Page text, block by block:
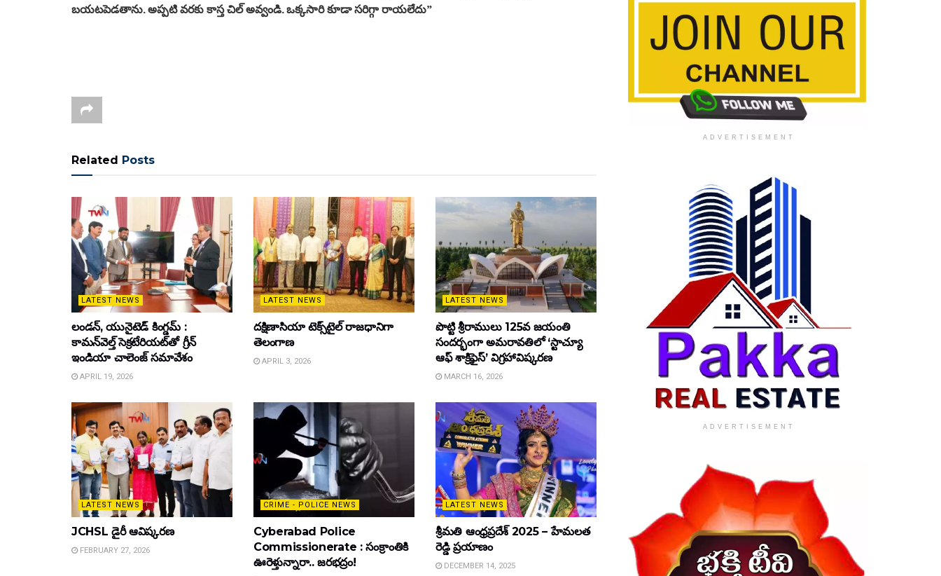
బయటపెడతాను. అప్పటి వరకు కాస్త చిల్ అవ్వండి. ఒక్కసారి కూడా సరిగ్గా రాయలేదు”
Related Posts
LATEST NEWS
లండన్, యునైటెడ్ కింగ్డమ్ :
కామన్‌వెల్త్ సెక్రటేరియట్‌తో గ్రీన్
ఇండియా చాలెంజ్ సమావేశం
APRIL 19, 2026
LATEST NEWS
దక్షిణాసియా టెక్స్‌టైల్ రాజధానిగా
తెలంగాణ
APRIL 3, 2026
LATEST NEWS
పొట్టి శ్రీరాములు 125వ జయంతి
సందర్భంగా అమరావతిలో ‘స్టాచ్యూ
ఆఫ్ శాక్రిఫైస్’ విగ్రహావిష్కరణ
MARCH 16, 2026
LATEST NEWS
JCHSL డైరీ ఆవిష్కరణ
FEBRUARY 27, 2026
CRIME - POLICE NEWS
Cyberabad Police
Commissionerate : సంక్రాంతికి
ఊరెళ్తున్నారా.. జరభద్రం!
LATEST NEWS
శ్రీమతి ఆంధ్రప్రదేశ్ 2025 – హేమలత
రెడ్డి ప్రయాణం
DECEMBER 14, 2025
ADVERTISEMENT
ADVERTISEMENT